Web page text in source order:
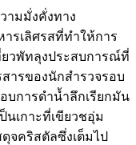
ามมั่งคั่งทาง
รเลิศรสที่ทำให้การ
ยวพัทลุงประสบการณ์ที่
ารของนักสำรวจรอบ
บการดำน้ำลึกเรียกมัน
นเกาะที่เขียวชอุ่ม
จคริสตัลซึ่งเต็มไป